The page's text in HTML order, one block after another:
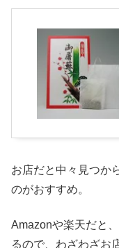
お店だと中々見つか
のがおすすめ。
Amazonや楽天だと
るので、わざわざお